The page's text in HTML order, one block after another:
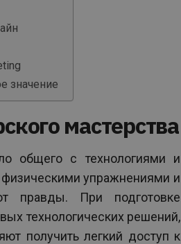
значение
мастерства
общего с технологиями и
упражнениями и
правды. При подготовке
технологических решений,
получить легкий доступ к